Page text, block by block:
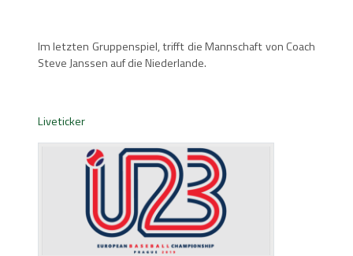
Im letzten Gruppenspiel, trifft die Mannschaft von Coach
Steve Janssen auf die Niederlande.
Liveticker